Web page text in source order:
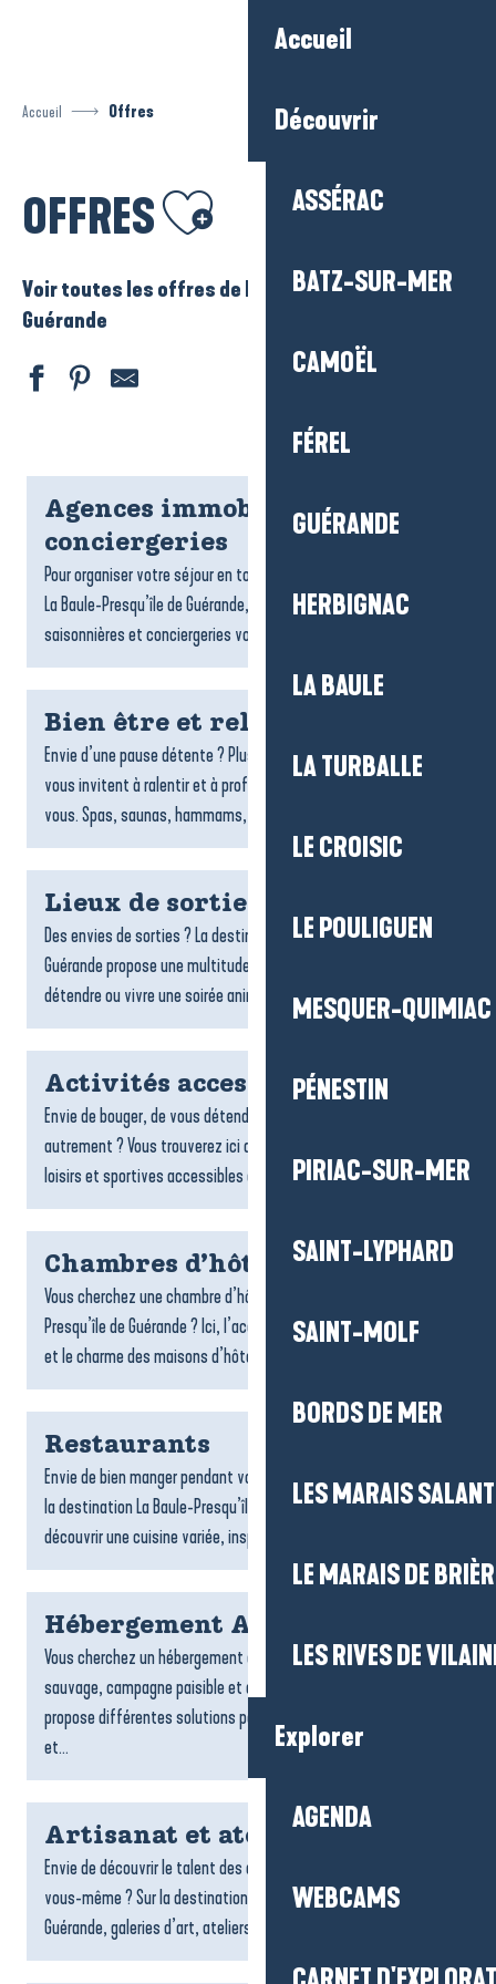
Accueil
Découvrir
ASSÉRAC
BATZ-SUR-MER
CAMOËL
FÉREL
GUÉRANDE
HERBIGNAC
LA BAULE
LA TURBALLE
LE CROISIC
LE POULIGUEN
MESQUER-QUIMIAC
PÉNESTIN
PIRIAC-SUR-MER
SAINT-LYPHARD
SAINT-MOLF
BORDS DE MER
LES MARAIS
LE MARAIS DE
LES RIVES DE
Explorer
AGENDA
WEBCAMS
Accueil Offres
OFFRES Ajouter aux favoris
Voir toutes les offres de La Baule – Presqu’ile de
Guérande
Agences immobilières et
conciergeries
Pour organiser votre séjour en toute sérénité sur la destination
La Baule-Presqu’île de Guérande, les agences de locations
saisonnières et conciergeries vous accompagnent dans...
Bien être et relaxation
Envie d’une pause détente ? Plusieurs espaces de bien-être
vous invitent à ralentir et à profiter d’un moment rien qu’à
vous. Spas, saunas, hammams, soins du corps,...
Lieux de sorties et spectacles
Des envies de sorties ? La destination La Baule-Presqu’île de
Guérande propose une multitude de lieux pour s’amuser, se
détendre ou vivre une soirée animée : bars...
Activités accessibles
Envie de bouger, de vous détendre ou de découvrir le territoire
autrement ? Vous trouverez ici de nombreuses activités de
loisirs et sportives accessibles aux personnes à...
Chambres d’hôtes
Vous cherchez une chambre d’hôtes sur la destination La Baule-
Presqu’île de Guérande ? Ici, l’accueil chaleureux, la convivialité
et le charme des maisons d’hôtes font toute la...
Restaurants
Envie de bien manger pendant votre séjour ? Les restaurants de
la destination La Baule-Presqu’île de Guérande vous invitent à
découvrir une cuisine variée, inspirée par...
Hébergement Assérac
Vous cherchez un hébergement à Assérac ? Entre littoral
sauvage, campagne paisible et douceur de vivre, Assérac
propose différentes solutions pour profiter d’un séjour calme
et...
Artisanat et ateliers créatifs
Envie de découvrir le talent des artisans locaux ou de créer
vous-même ? Sur la destination La Baule-Presqu’île de
Guérande, galeries d’art, ateliers et espaces créatifs vous...